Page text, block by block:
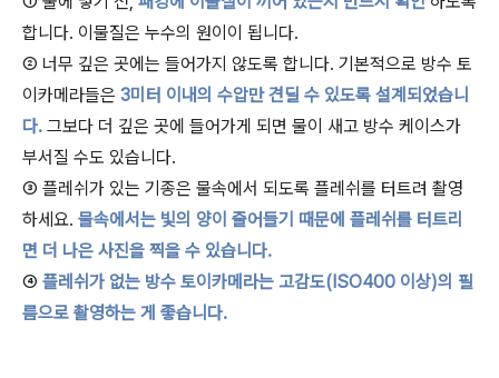
합니다. 이물질은 누수의 원이이 됩니다.
② 너무 깊은 곳에는 들어가지 않도록 합니다. 기본적으로 방수 토
이카메라들은 3미터 이내의 수압만 견딜 수 있도록 설계되었습니
다. 그보다 더 깊은 곳에 들어가게 되면 물이 새고 방수 케이스가
부서질 수도 있습니다.
③ 플레쉬가 있는 기종은 물속에서 되도록 플레쉬를 터트려 촬영
하세요. 물속에서는 빛의 양이 줄어들기 때문에 플레쉬를 터트리
면 더 나은 사진을 찍을 수 있습니다.
④ 플레쉬가 없는 방수 토이카메라는 고감도(ISO400 이상)의 필
름으로 촬영하는 게 좋습니다.